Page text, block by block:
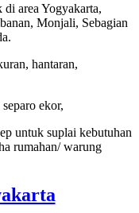
area Yogyakarta,
Monjali, Sebagian
hantaran,
ekor,
untuk suplai kebutuhan
rumahan/ warung